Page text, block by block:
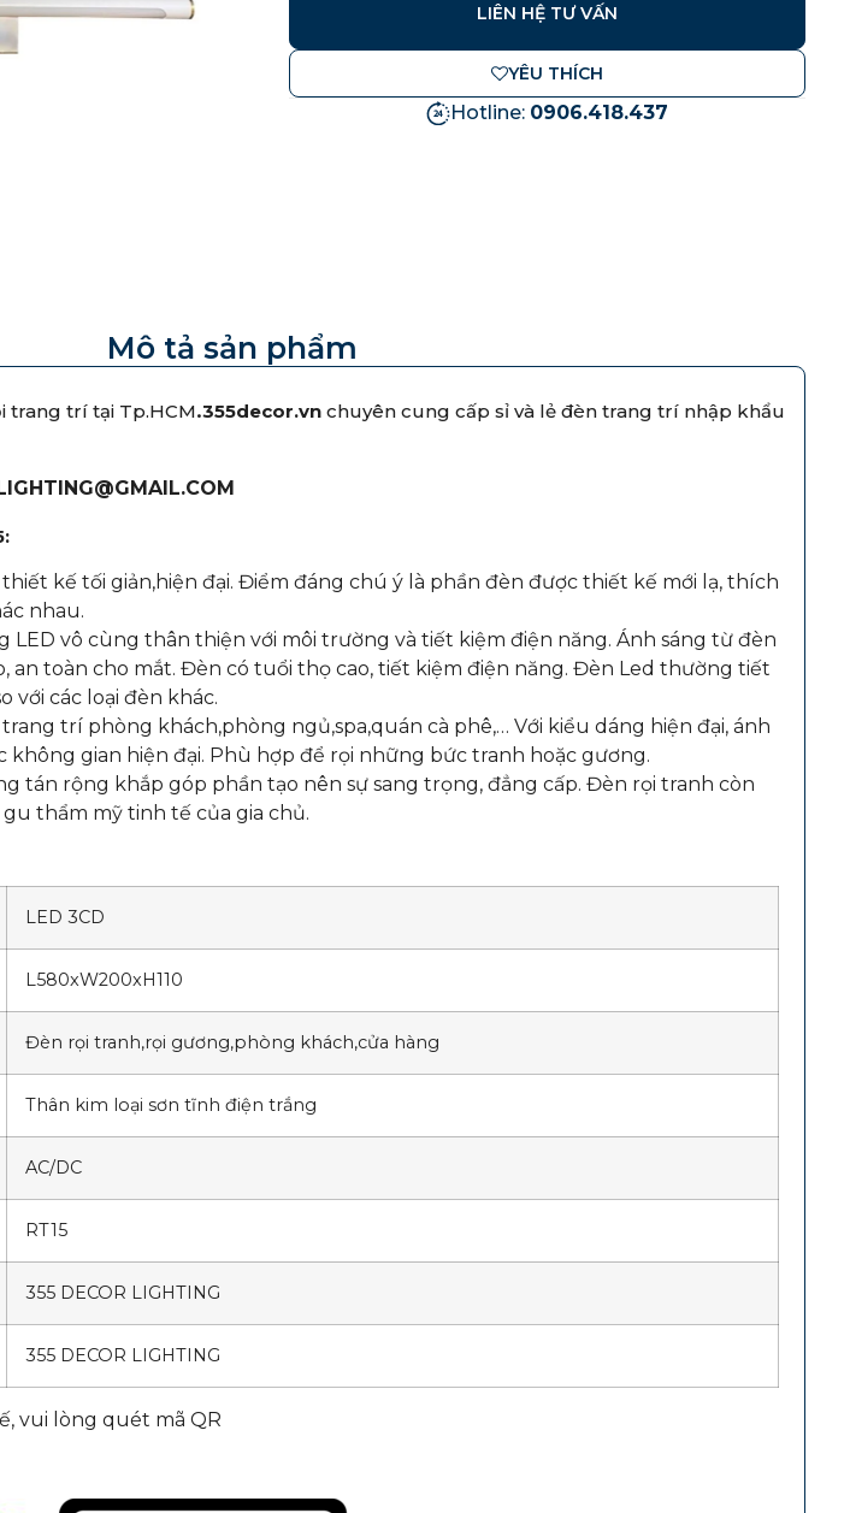
LIÊN HỆ TƯ VẤN
YÊU THÍCH
Hotline: 0906.418.437
Mô tả sản phẩm
trang trí tại Tp.HCM.355decor.vnchuyên cung cấp sỉ và lẻ đèn trang trí nhập khẩu
kế tối giản,hiện đại. Điểm đáng chú ý là phần đèn được thiết kế mới lạ, thích
nhau.
LED vô cùng thân thiện với môi trường và tiết kiệm điện năng. Ánh sáng từ đèn
an toàn cho mắt. Đèn có tuổi thọ cao, tiết kiệm điện năng. Đèn Led thường tiết
với các loại đèn khác.
trí phòng khách,phòng ngủ,spa,quán cà phê,… Với kiểu dáng hiện đại, ánh
không gian hiện đại. Phù hợp để rọi những bức tranh hoặc gương.
tán rộng khắp góp phần tạo nên sự sang trọng, đẳng cấp. Đèn rọi tranh còn
thẩm mỹ tinh tế của gia chủ.
LED 3CD
L580xW200xH110
Đèn rọi tranh,rọi gương,phòng khách,cửa hàng
Thân kim loại sơn tĩnh điện trắng
AC/DC
RT15
355 DECOR LIGHTING
355 DECOR LIGHTING
vui lòng quét mã QR